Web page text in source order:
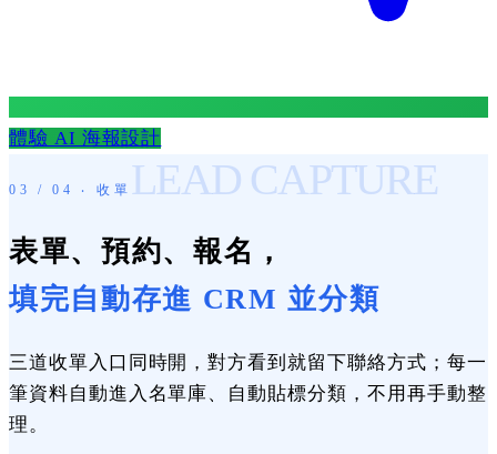
體驗 AI 海報設計
03 / 04 ‧ 收單 LEAD CAPTURE
表單、預約、報名，
填完自動存進 CRM 並分類
三道收單入口同時開，對方看到就留下聯絡方式；每一
筆資料自動進入名單庫、自動貼標分類，不用再手動整
理。